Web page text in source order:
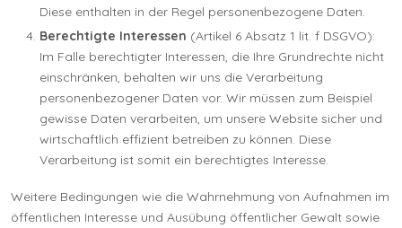
Diese enthalten in der Regel personenbezogene Daten.
Berechtigte Interessen (Artikel 6 Absatz 1 lit. f DSGVO):
Im Falle berechtigter Interessen, die Ihre Grundrechte nicht
einschränken, behalten wir uns die Verarbeitung
personenbezogener Daten vor. Wir müssen zum Beispiel
gewisse Daten verarbeiten, um unsere Website sicher und
wirtschaftlich effizient betreiben zu können. Diese
Verarbeitung ist somit ein berechtigtes Interesse.
Weitere Bedingungen wie die Wahrnehmung von Aufnahmen im
öffentlichen Interesse und Ausübung öffentlicher Gewalt sowie